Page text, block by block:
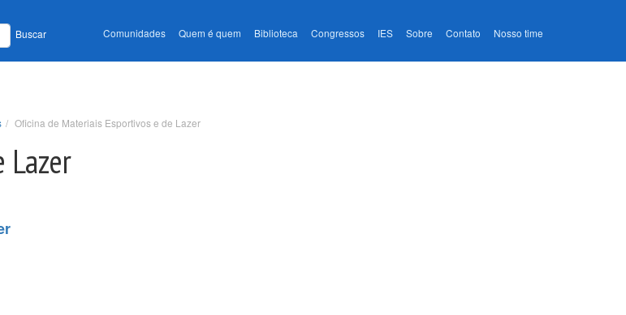
Buscar Comunidades Quem é quem Biblioteca Congressos IES Sobre Contato Nosso time
Oficina de Materiais Esportivos e de Lazer
Lazer